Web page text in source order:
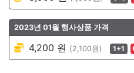
2023년 01월 행사상품 가격
4,200 원 (2,100원) 1+1